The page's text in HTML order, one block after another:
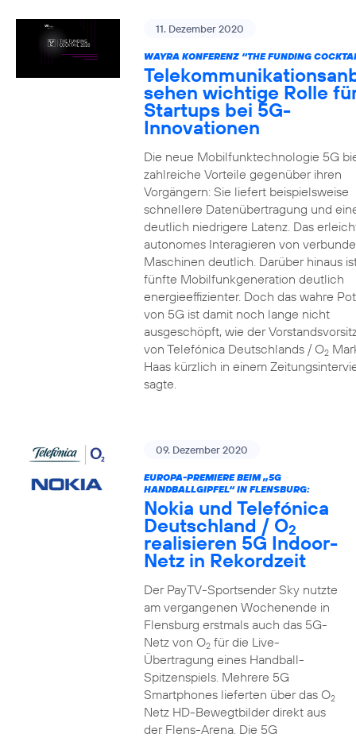
11. Dezember 2020
WAYRA KONFERENZ “THE FUNDING
sehen wichtige Rolle
Startups bei 5G-
Innovationen
Die neue Mobilfunktechnologie 5G
zahlreiche Vorteile gegenüber ihren
Vorgängern: Sie liefert beispielsweise
schnellere Datenübertragung und
deutlich niedrigere Latenz. Das
autonomes Interagieren von
Maschinen deutlich. Darüber hinaus
fünfte Mobilfunkgeneration deutlich
energieeffizienter. Doch das wahre
von 5G ist damit noch lange nicht
ausgeschöpft, wie der
von Telefónica Deutschlands / O2
Haas kürzlich in einem
sagte.
09. Dezember 2020
EUROPA-PREMIERE BEIM „5G
HANDBALLGIPFEL“ IN FLENSBURG:
Nokia und Telefónica
Deutschland / O2
realisieren 5G Indoor-
Netz in Rekordzeit
Der PayTV-Sportsender Sky nutzte
am vergangenen Wochenende in
Flensburg erstmals auch das 5G-
Netz von O2für die Live-
Übertragung eines Handball-
Spitzenspiels. Mehrere 5G
Smartphones lieferten über das O2
Netz HD-Bewegtbilder direkt aus
der Flens-Arena. Die 5G